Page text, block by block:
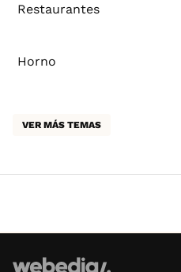
Restaurantes
Horno
VER MÁS TEMAS